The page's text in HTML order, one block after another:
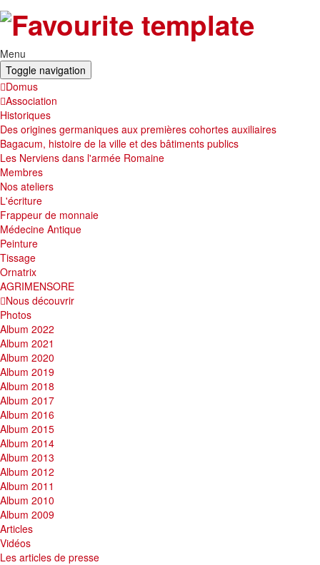
Menu
Toggle navigation
Domus
Association
Historiques
Des origines germaniques aux premières cohortes auxiliaires
Bagacum, histoire de la ville et des bâtiments publics
Les Nerviens dans l'armée Romaine
Membres
Nos ateliers
L'écriture
Frappeur de monnaie
Médecine Antique
Peinture
Tissage
Ornatrix
AGRIMENSORE
Nous découvrir
Photos
Album 2022
Album 2021
Album 2020
Album 2019
Album 2018
Album 2017
Album 2016
Album 2015
Album 2014
Album 2013
Album 2012
Album 2011
Album 2010
Album 2009
Articles
Vidéos
Les articles de presse